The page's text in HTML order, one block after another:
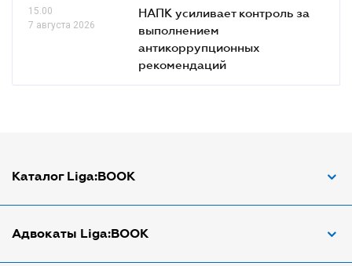
15.00
7 августа 2026
НАПК усиливает контроль за
выполнением
антикоррупционных
рекомендаций
Каталог Liga:BOOK
Адвокат по трудовым спорам
Адвокаты Liga:BOOK